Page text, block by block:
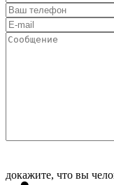
докажите, что вы